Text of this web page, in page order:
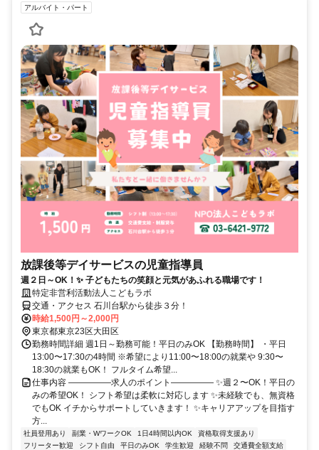
アルバイト・パート
放課後等デイサービスの児童指導員
週２日～OK！✨ 子どもたちの笑顔と元気があふれる職場です！
特定非営利活動法人こどもラボ
交通・アクセス 石川台駅から徒歩３分！
時給1,500円～2,000円
東京都東京23区大田区
勤務時間詳細 週1日～勤務可能！平日のみOK 【勤務時間】 ・平日
13:00〜17:30の4時間 ※希望により11:00〜18:00の就業や 9:30〜
18:30の就業もOK！ フルタイム希望...
仕事内容 ―――――求人のポイント――――― ✨週２〜OK！平日の
みの希望OK！ シフト希望は柔軟に対応します ✨未経験でも、無資格
でもOK イチからサポートしていきます！ ✨キャリアアップを目指す
方...
社員登用あり 副業・WワークOK 1日4時間以内OK
資格取得支援あり
フリーター歓迎
シフト自由 平日のみOK 学生歓迎 経験不問
交通費全額支給